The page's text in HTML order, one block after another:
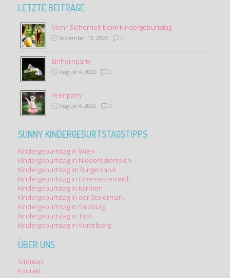
LETZTE BEITRÄGE
Mehr Sicherheit beim Kindergeburtstag
September 13, 2022 0
Einhornparty
August 4, 2022 0
Feenparty
August 4, 2022 0
SUNNY KINDERGEBURTSTAGSTIPPS
Kindergeburtstag in Wien
Kindergeburtstag in Niederösterreich
Kindergeburtstag im Burgenland
Kindergeburtstag in Oberoesterreich
Kindergeburtstag in Kärnten
Kindergeburtstag in der Steiermark
Kindergeburtstag in Salzburg
Kindergeburtstag in Tirol
Kindergeburtstag in Vorarlberg
ÜBER UNS
Sitemap
Kontakt